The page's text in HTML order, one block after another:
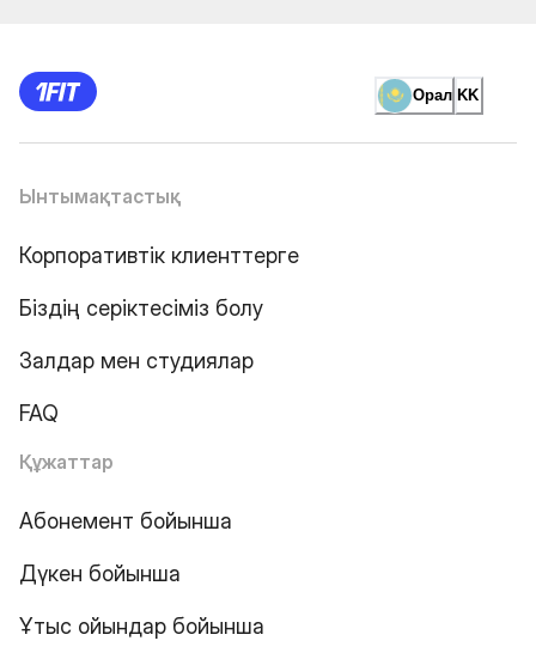
Орал KK
Ынтымақтастық
Корпоративтік клиенттерге
Біздің серіктесіміз болу
Залдар мен студиялар
FAQ
Құжаттар
Абонемент бойынша
Дүкен бойынша
Ұтыс ойындар бойынша